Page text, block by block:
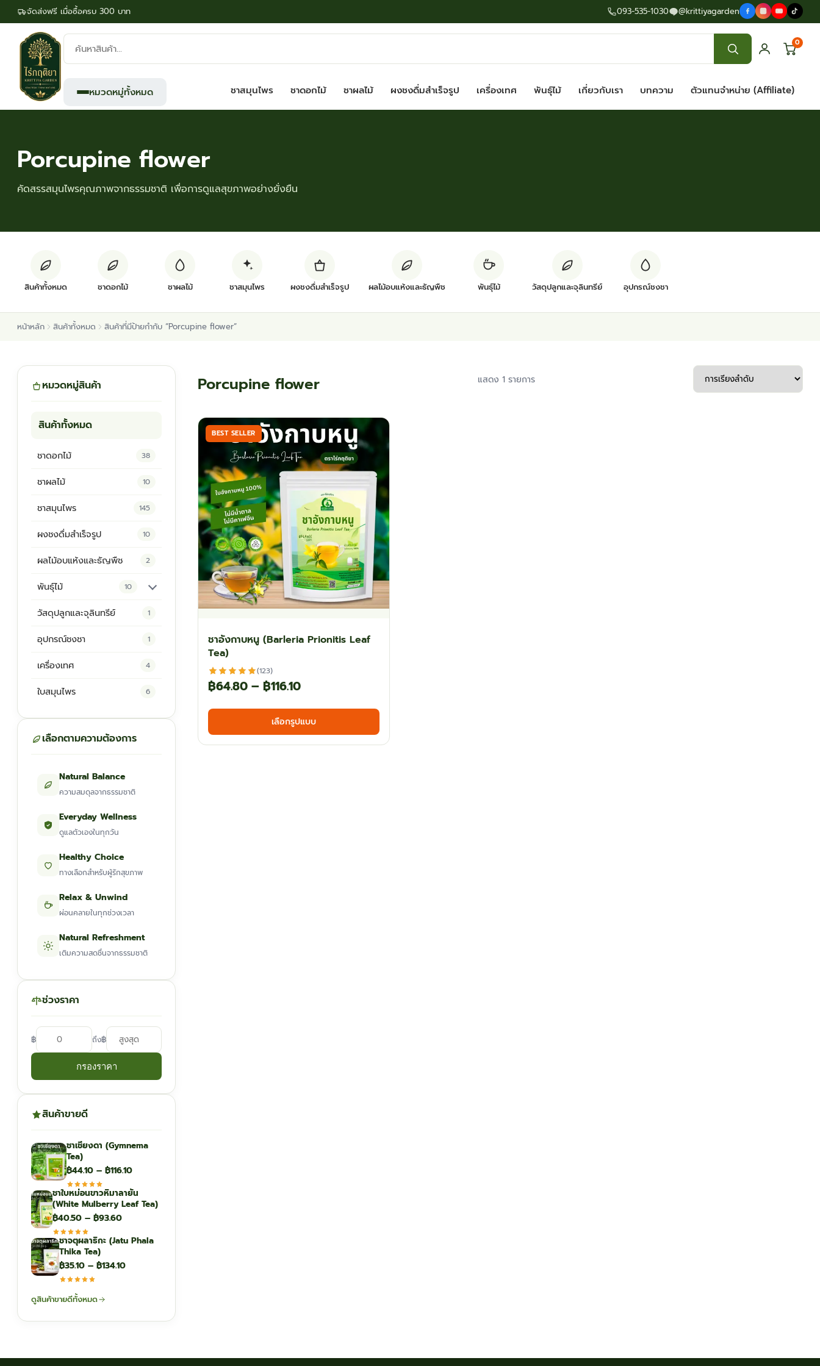
จัดส่งฟรี เมื่อซื้อครบ 300 บาท 093-535-1030 @krittiyagarden
ค้นหา
สินค้า:
0
หมวดหมู่ทั้งหมด ชาสมุนไพร ชาดอกไม้ ชาผลไม้ ผงชงดื่มสำเร็จรูป เครื่องเทศ พันธุ์ไม้ เกี่ยวกับเรา บทความ ตัวแทนจำหน่าย (Affiliate)
Porcupine flower
คัดสรรสมุนไพรคุณภาพจากธรรมชาติ เพื่อการดูแลสุขภาพอย่างยั่งยืน
สินค้าทั้งหมด ชาดอกไม้ ชาผลไม้ ชาสมุนไพร ผงชงดื่มสำเร็จรูป ผลไม้อบแห้งและธัญพืช พันธุ์ไม้ วัสดุปลูกและจุลินทรีย์ อุปกรณ์ชงชา
หน้าหลัก สินค้าทั้งหมด สินค้าที่มีป้ายกำกับ “Porcupine flower”
หมวดหมู่สินค้า
สินค้าทั้งหมด
ชาดอกไม้ 38
ชาผลไม้ 10
ชาสมุนไพร 145
ผงชงดื่มสำเร็จรูป 10
ผลไม้อบแห้งและธัญพืช 2
พันธุ์ไม้ 10
ต้นพันธุ์สมุนไพร 5
วัสดุปลูกและจุลินทรีย์ 1
อุปกรณ์ชงชา 1
เครื่องเทศ 4
ใบสมุนไพร 6
เลือกตามความต้องการ
Natural Balance
ความสมดุลจากธรรมชาติ
Everyday Wellness
ดูแลตัวเองในทุกวัน
Healthy Choice
ทางเลือกสำหรับผู้รักสุขภาพ
Relax & Unwind
ผ่อนคลายในทุกช่วงเวลา
Natural Refreshment
เติมความสดชื่นจากธรรมชาติ
ช่วงราคา
฿ ถึง฿
กรองราคา
สินค้าขายดี
ชาเชียงดา (Gymnema
Tea)
฿44.10 – ฿116.10Price
฿44.10
through
ชาใบหม่อนขาวหิมาลายัน
(White Mulberry Leaf Tea)
฿40.50 – ฿93.60Price
฿40.50
฿93.60
ชาจตุผลาธิกะ (Jatu Phala
Thika Tea)
฿35.10 – ฿134.10Price
฿134.10
ดูสินค้าขายดีทั้งหมด
Porcupine flower แสดง 1 รายการ
BEST SELLER
ชาอังกาบหนู (Barleria Prionitis Leaf
Tea)
(123)
฿64.80 – ฿116.10Price
range:
฿64.80
through
เลือกรูปแบบ
This
has